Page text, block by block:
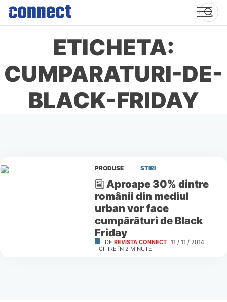
Skip
content
ETICHETA:
CUMPARATURI-DE-
BLACK-FRIDAY
PRODUSE STIRI
Aproape 30% dintre
românii din mediul
urban vor face
cumpărături de Black
Friday
DE REVISTA CONNECT 11 / 11 / 2014
CITIRE ÎN 2 MINUTE